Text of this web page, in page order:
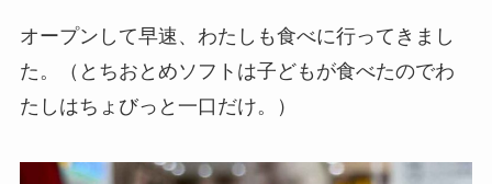
オープンして早速、わたしも食べに行ってきまし
た。（とちおとめソフトは子どもが食べたのでわ
たしはちょびっと一口だけ。）